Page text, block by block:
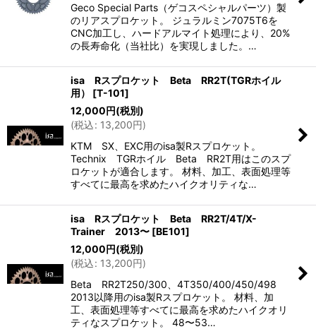
Geco Special Parts（ゲコスペシャルパーツ）製
のリアスプロケット。 ジュラルミン7075T6を
CNC加工し、ハードアルマイト処理により、20%
の長寿命化（当社比）を実現しました。…
isa Rスプロケット Beta RR2T(TGRホイル
用）
[T-101]
12,000円(税別)
(税込: 13,200円)
KTM SX、EXC用のisa製Rスプロケット。
Technix TGRホイル Beta RR2T用はこのスプ
ロケットが適合します。 材料、加工、表面処理等
すべてに最高を求めたハイクオリティな…
isa Rスプロケット Beta RR2T/4T/X-
Trainer 2013〜 [BE101]
12,000円(税別)
(税込: 13,200円)
Beta RR2T250/300、4T350/400/450/498
2013以降用のisa製Rスプロケット。 材料、加
工、表面処理等すべてに最高を求めたハイクオリ
ティなスプロケット。 48〜53…